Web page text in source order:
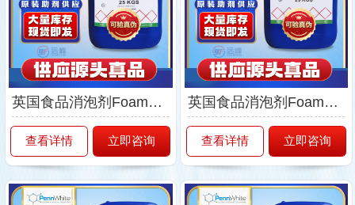
英国食品消泡剂Foamdoctor-F1089
查看详情 立即咨询
英国食品消泡剂Foamdoctor-F1090
查看详情 立即咨询